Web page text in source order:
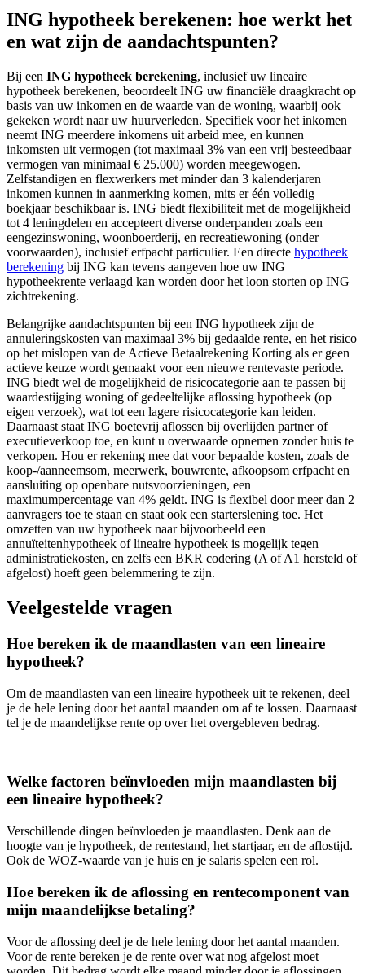
ING hypotheek berekenen: hoe werkt het
en wat zijn de aandachtspunten?
Bij een ING hypotheek berekening, inclusief uw lineaire
hypotheek berekenen, beoordeelt ING uw financiële draagkracht op
basis van uw inkomen en de waarde van de woning, waarbij ook
gekeken wordt naar uw huurverleden. Specifiek voor het inkomen
neemt ING meerdere inkomens uit arbeid mee, en kunnen
inkomsten uit vermogen (tot maximaal 3% van een vrij besteedbaar
vermogen van minimaal € 25.000) worden meegewogen.
Zelfstandigen en flexwerkers met minder dan 3 kalenderjaren
inkomen kunnen in aanmerking komen, mits er één volledig
boekjaar beschikbaar is. ING biedt flexibiliteit met de mogelijkheid
tot 4 leningdelen en accepteert diverse onderpanden zoals een
eengezinswoning, woonboerderij, en recreatiewoning (onder
voorwaarden), inclusief erfpacht particulier. Een directe hypotheek
berekening bij ING kan tevens aangeven hoe uw ING
hypotheekrente verlaagd kan worden door het loon storten op ING
zichtrekening.
Belangrijke aandachtspunten bij een ING hypotheek zijn de
annuleringskosten van maximaal 3% bij gedaalde rente, en het risico
op het mislopen van de Actieve Betaalrekening Korting als er geen
actieve keuze wordt gemaakt voor een nieuwe rentevaste periode.
ING biedt wel de mogelijkheid de risicocategorie aan te passen bij
waardestijging woning of gedeeltelijke aflossing hypotheek (op
eigen verzoek), wat tot een lagere risicocategorie kan leiden.
Daarnaast staat ING boetevrij aflossen bij overlijden partner of
executieverkoop toe, en kunt u overwaarde opnemen zonder huis te
verkopen. Hou er rekening mee dat voor bepaalde kosten, zoals de
koop-/aanneemsom, meerwerk, bouwrente, afkoopsom erfpacht en
aansluiting op openbare nutsvoorzieningen, een
maximumpercentage van 4% geldt. ING is flexibel door meer dan 2
aanvragers toe te staan en staat ook een starterslening toe. Het
omzetten van uw hypotheek naar bijvoorbeeld een
annuïteitenhypotheek of lineaire hypotheek is mogelijk tegen
administratiekosten, en zelfs een BKR codering (A of A1 hersteld of
afgelost) hoeft geen belemmering te zijn.
Veelgestelde vragen
Hoe bereken ik de maandlasten van een lineaire
hypotheek?
Om de maandlasten van een lineaire hypotheek uit te rekenen, deel
je de hele lening door het aantal maanden om af te lossen. Daarnaast
tel je de maandelijkse rente op over het overgebleven bedrag.
Welke factoren beïnvloeden mijn maandlasten bij
een lineaire hypotheek?
Verschillende dingen beïnvloeden je maandlasten. Denk aan de
hoogte van je hypotheek, de rentestand, het startjaar, en de aflostijd.
Ook de WOZ-waarde van je huis en je salaris spelen een rol.
Hoe bereken ik de aflossing en rentecomponent van
mijn maandelijkse betaling?
Voor de aflossing deel je de hele lening door het aantal maanden.
Voor de rente bereken je de rente over wat nog afgelost moet